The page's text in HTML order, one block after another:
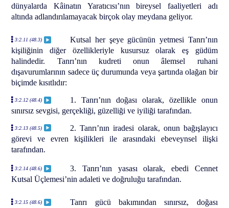
dünyalarda Kâinatın Yaratıcısı’nın bireysel faaliyetleri adı
altında adlandırılamayacak birçok olay meydana geliyor.
3:2.11 (48.3)
Kutsal her şeye gücünün yetmesi Tanrı’nın
kişiliğinin diğer özellikleriyle kusursuz olarak eş güdüm
halindedir. Tanrı’nın kudreti onun âlemsel ruhani
dışavurumlarının sadece üç durumunda veya şartında olağan bir
biçimde kısıtlıdır:
3:2.12 (48.4)
1. Tanrı’nın doğası olarak, özellikle onun
sınırsız sevgisi, gerçekliği, güzelliği ve iyiliği tarafından.
3:2.13 (48.5)
2. Tanrı’nın iradesi olarak, onun bağışlayıcı
görevi ve evren kişilikleri ile arasındaki ebeveynsel ilişki
tarafından.
3:2.14 (48.6)
3. Tanrı’nın yasası olarak, ebedi Cennet
Kutsal Üçlemesi’nin adaleti ve doğruluğu tarafından.
3:2.15 (48.6)
Tanrı gücü bakımından sınırsız, doğası